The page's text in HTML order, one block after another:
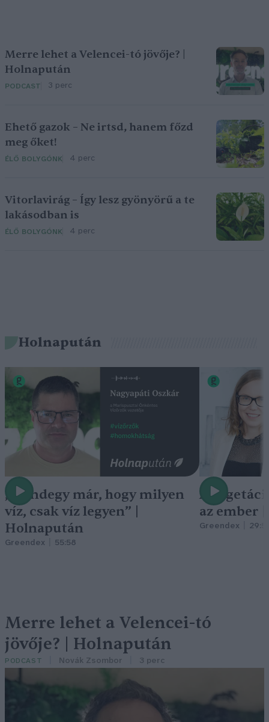
Merre lehet a Velencei-tó jövője? |
Holnapután
PODCAST 3 perc
Ehető gazok – Ne irtsd, hanem főzd
meg őket!
ÉLŐ BOLYGÓNK 4 perc
Vitorlavirág – Így lesz gyönyörű a te
lakásodban is
ÉLŐ BOLYGÓNK 4 perc
Holnapután
„Mindegy már, hogy milyen
víz, csak víz legyen” |
Holnapután
Greendex 55:58
A
az ember
Greendex
Merre lehet a Velencei-tó
jövője? | Holnapután
PODCAST Novák Zsombor 3 perc